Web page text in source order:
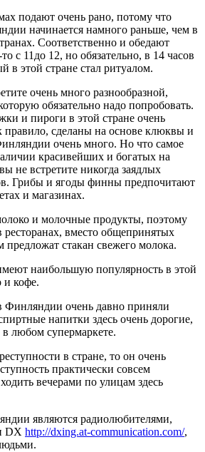
подают очень рано, потому что
начинается намного раньше, чем в
Соответственно и обедают
с 11до 12, но обязательно, в 14 часов
в этой стране стал ритуалом.
очень много разнообразной,
обязательно надо попробовать.
и пироги в этой стране очень
правило, сделаны на основе клюквы и
очень много. Но что самое
красивейших и богатых на
не встретите никогда заядлых
Грибы и ягоды финны предпочитают
и магазинах.
и молочные продукты, поэтому
ресторанах, вместо общепринятых
предложат стакан свежего молока.
наибольшую популярность в этой
и кофе.
Финляндии очень давно приняли
напитки здесь очень дорогие,
любом супермаркете.
в стране, то он очень
практически совсем
вечерами по улицам здесь
являются радиолюбителями,
DX http://dxing.at-communication.com/,